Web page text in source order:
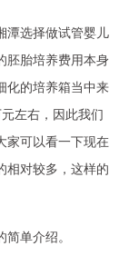
潭选择做试管婴儿
胚胎培养费用本身
化的培养箱当中来
左右，因此我们
家可以看一下现在
相对较多，这样的
单介绍。